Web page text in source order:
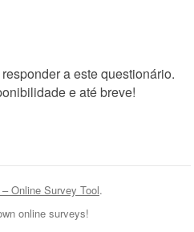
a este questionário.
e até breve!
Online Survey Tool.
online surveys!